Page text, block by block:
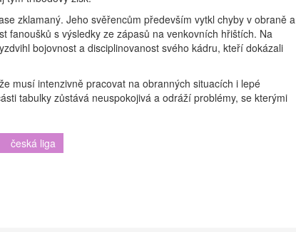
zklamaný. Jeho svěřencům především vytkl chyby v obraně a
fanoušků s výsledky ze zápasů na venkovních hřištích. Na
bojovnost a disciplinovanost svého kádru, kteří dokázali
musí intenzivně pracovat na obranných situacích i lepé
tabulky zůstává neuspokojivá a odráží problémy, se kterými
česká liga